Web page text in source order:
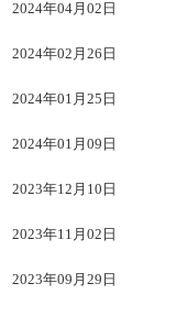
2024年04月02日
2024年02月26日
2024年01月25日
2024年01月09日
2023年12月10日
2023年11月02日
2023年09月29日